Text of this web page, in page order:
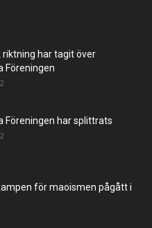
riktning har tagit över
Föreningen
Föreningen har splittrats
för maoismen pågått i